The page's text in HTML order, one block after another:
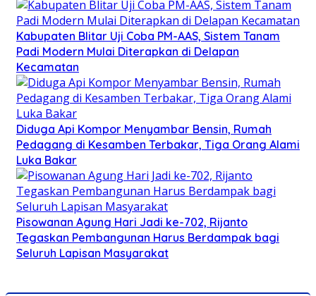
Kabupaten Blitar Uji Coba PM-AAS, Sistem Tanam
Padi Modern Mulai Diterapkan di Delapan
Kecamatan
Diduga Api Kompor Menyambar Bensin, Rumah
Pedagang di Kesamben Terbakar, Tiga Orang Alami
Luka Bakar
Pisowanan Agung Hari Jadi ke-702, Rijanto
Tegaskan Pembangunan Harus Berdampak bagi
Seluruh Lapisan Masyarakat